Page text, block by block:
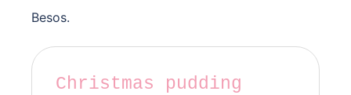
Besos.
Christmas pudding